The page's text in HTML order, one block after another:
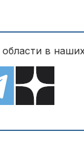
в